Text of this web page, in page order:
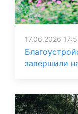
17.06.2026
завершили